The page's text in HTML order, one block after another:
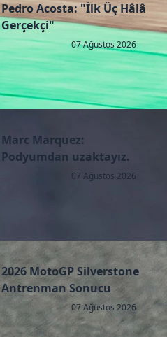
Pedro Acosta: "İlk Üç Hâlâ
Gerçekçi"
07 Ağustos 2026
Marc Marquez:
Podyumdan uzaktayız.
07 Ağustos 2026
2026 MotoGP Silverstone
Antrenman Sonucu
07 Ağustos 2026